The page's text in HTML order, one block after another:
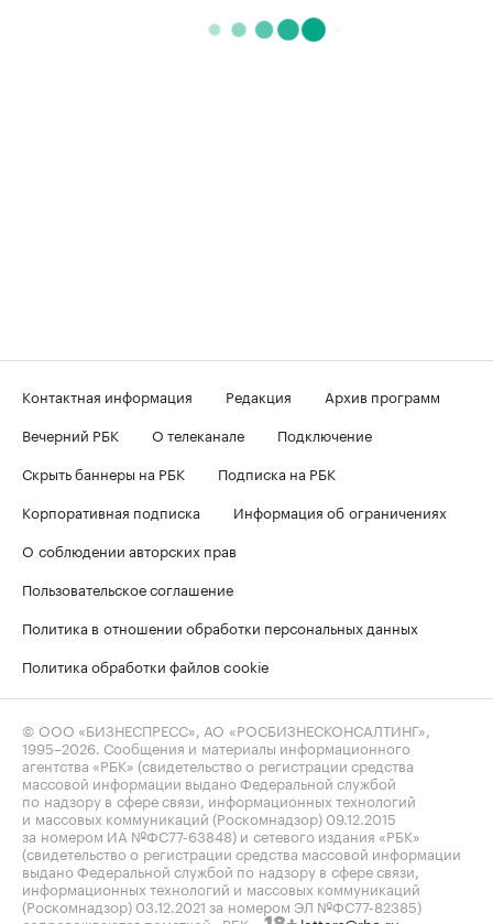
Контактная информация Редакция
Архив программ
Вечерний РБК
О телеканале
Подключение
Скрыть баннеры на РБК
Подписка на РБК
Корпоративная подписка
Информация об ограничениях
О соблюдении авторских прав
Пользовательское соглашение
Политика в отношении обработки персональных данных
Политика обработки файлов cookie
© ООО «БИЗНЕСПРЕСС», АО «РОСБИЗНЕСКОНСАЛТИНГ»,
1995–2026 . Сообщения и материалы информационного
агентства «РБК» (свидетельство о регистрации средства
массовой информации выдано Федеральной службой
по надзору в сфере связи, информационных технологий
и массовых коммуникаций (Роскомнадзор) 09.12.2015
за номером ИА №ФС77-63848) и сетевого издания «РБК»
(свидетельство о регистрации средства массовой информации
выдано Федеральной службой по надзору в сфере связи,
информационных технологий и массовых коммуникаций
(Роскомнадзор) 03.12.2021 за номером ЭЛ №ФС77-82385)